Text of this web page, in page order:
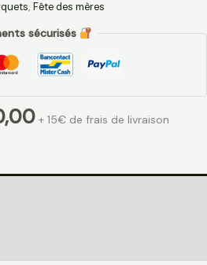
, Fête des mères
sécurisés
+ 15€ de frais de livraison